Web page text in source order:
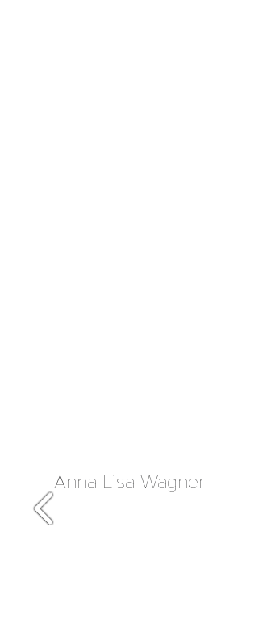
Anna Lisa Wagner